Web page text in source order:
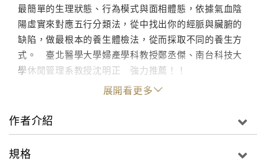
最簡單的生理狀態、行為模式與面相體態，依據氣血陰
陽虛實來對應五行分類法，從中找出你的經脈與臟腑的
缺陷，做最根本的養生體檢法，從而採取不同的養生方
式。 臺北醫學大學婦產學科教授鄭丞傑、南台科技大
學休閒管理系教授沈明正 強力推薦！！
展開看更多
作者介紹
規格